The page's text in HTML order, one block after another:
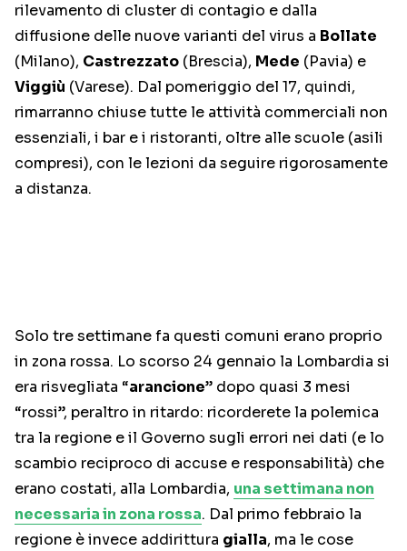
rilevamento di cluster di contagio e dalla
diffusione delle nuove varianti del virus a Bollate
(Milano), Castrezzato (Brescia), Mede (Pavia) e
Viggiù (Varese). Dal pomeriggio del 17, quindi,
rimarranno chiuse tutte le attività commerciali non
essenziali, i bar e i ristoranti, oltre alle scuole (asili
compresi), con le lezioni da seguire rigorosamente
a distanza.
Solo tre settimane fa questi comuni erano proprio
in zona rossa. Lo scorso 24 gennaio la Lombardia si
era risvegliata “arancione” dopo quasi 3 mesi
“rossi”, peraltro in ritardo: ricorderete la polemica
tra la regione e il Governo sugli errori nei dati (e lo
scambio reciproco di accuse e responsabilità) che
erano costati, alla Lombardia, una settimana non
necessaria in zona rossa. Dal primo febbraio la
regione è invece addirittura gialla, ma le cose